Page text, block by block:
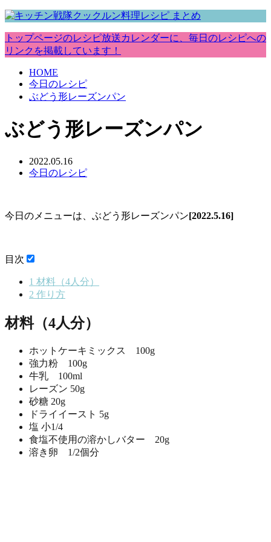
トップページのレシピ放送カレンダーに、毎日のレシピへの
リンクを掲載しています！
HOME
今日のレシピ
ぶどう形レーズンパン
ぶどう形レーズンパン
2022.05.16
今日のレシピ
今日のメニューは、ぶどう形レーズンパン[2022.5.16]
目次
1 材料（4人分）
2 作り方
材料（4人分）
ホットケーキミックス 100g
強力粉 100g
牛乳 100ml
レーズン 50g
砂糖 20g
ドライイースト 5g
塩 小1/4
食塩不使用の溶かしバター 20g
溶き卵 1/2個分